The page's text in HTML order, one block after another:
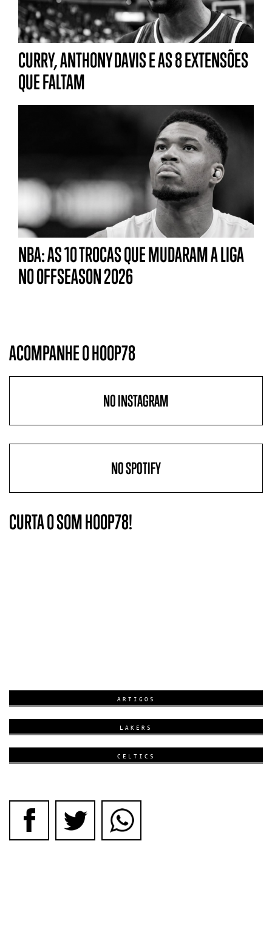
CURRY, ANTHONY DAVIS E AS 8 EXTENSÕES
QUE FALTAM
NBA: AS 10 TROCAS QUE MUDARAM A LIGA
NO OFFSEASON 2026
ACOMPANHE O HOOP78
NO INSTAGRAM
NO SPOTIFY
CURTA O SOM HOOP78!
ARTIGOS
LAKERS
CELTICS